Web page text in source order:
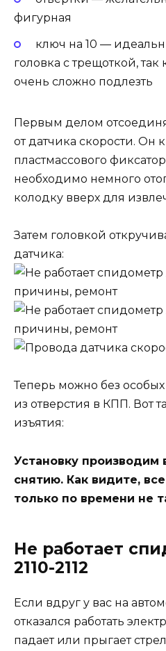
фигурная
ключ на 10 —
головка с трещоткой,
очень сложно подлезть
Первым делом
от датчика скорости. Он
пластмассового
необходимо немного
колодку вверх для
Затем головкой
датчика:
Теперь можно без
из отверстия в КПП. Вот
изъятия:
Установку производим
снятию. Как видите,
только по времени не
Не работает
2110-2112
Если вдруг у вас на
отказался работать
падает или прыгает